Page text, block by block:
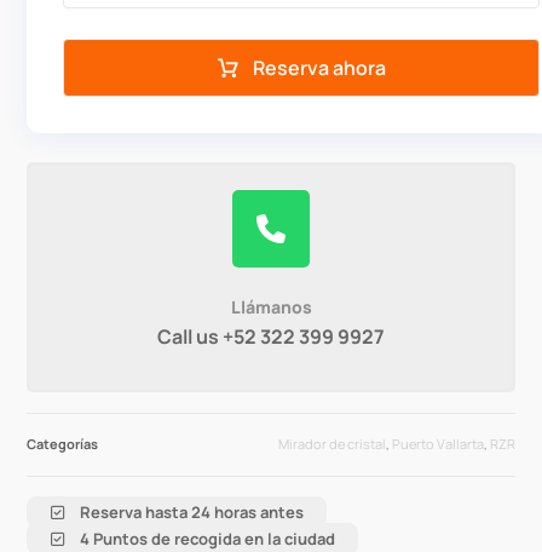
Reserva ahora
Llámanos
Call us +52 322 399 9927
Categorías Mirador de cristal, Puerto Vallarta, RZR
Reserva hasta 24 horas antes
4 Puntos de recogida en la ciudad